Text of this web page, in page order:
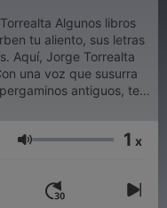
libros
tu aliento, sus letras
Aquí, Jorge Torrealta
una voz que susurra
antiguos, te
de la palabra exacta,
Volumen 1 x